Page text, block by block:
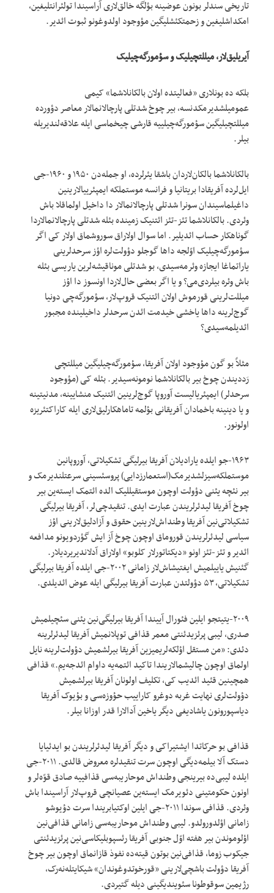
تاریخی سندلر بونون عوضینه بؤلگه خالق‌لاری آراسیندا تولئرانتلیغین،
امکداشلیغین و زحمتکئشلیگین مؤوجود اولدوغونو ثبوت ائدیر.
آیریلیق‌لار، میللتچیلیک و سؤمورگه‌چیلیک
بلکه ده بونلاری «فعالیتده اولان بالکانلاشما» کیمی
عمومیلشدیرمکدنسه، بیر چوخ شدتلی پارچالانمالار معاصر دؤورده
میللتچیلیگین سؤمورگه‌چیلییه قارشی چیخماسی ایله علاقه‌لندیریله
بیلر.
بالکانلاشما بالکان‌لاردان باشقا یئرلرده، او جمله‌دن ۱۹۵۰ و ۱۹۶۰-جی
ایل‌لرده آفریقادا بریتانیا و فرانسه موستملکه ایمپئرییالارینین
داغیلماسیندان سونرا شدتلی پارچالانمالار دا داخیل اولماقلا باش
وئردی. بالکانلاشما تئز-تئز ائتنیک زمینده بئله شدتلی پارچالانمالاردا
گوناهکار حساب ائدیلیر. اما سوال اولاراق سوروشماق اولار کی اگر
سؤمورگه‌چیلیک اوّلجه داها گوجلو دؤولت‌لره اؤز سرحدلرینی
یاراتماغا ایجازه وئرمه‌سیدی، بو شدتلی موناقیشه‌لرین یاریسی بئله
باش وئره بیلردی‌می؟ و یا اگر بعضی حال‌لاردا اونسوز دا اؤز
میللت‌لرینی قورموش اولان ائتنیک قروپ‌لار، سؤمورگه‌چی دونیا
گوج‌لرینه داها یاخشی خیدمت ائد‌ن سرحدلر داخیلینده مجبور
ائدیلمه‌سیدی؟
مثلاً بو گون مؤوجود اولان آفریقا، سؤمورگه‌چیلیگین میللتچی
رَددیندن چوخ بیر بالکانلاشما نومونه‌سیدیر. بئله کی (مؤوجود
سرحدلر) ایمپئریالیست آوروپا گوج‌لرینین ائتنیک منشایینه، مدنیتینه
و یا دینینه باخمادان آفریقانی بؤلمه تاماهکارلیق‌لاری ایله کاراکتئریزه
اولونور.
۱۹۶۳-جو ایلده یارادیلان آفریقا بیرلیگی تشکیلاتی، آوروپانین
موستملکه‌سیزلشدیرمک(استعمارزدایی) پروسئسینی سرعتلندیرمک و
بیر نئچه یئنی دؤولت اوچون موستقیللیک الده ائتمک ایسته‌ین بیر
چوخ آفریقا لیدئرلریندن عبارت ایدی. تنقیدچی‌لر، آفریقا بیرلیگی
تشکیلاتی‌نین آفریقا وطنداش‌لارینین حقوق و آزادلیق‌لارینی اؤز
سیاسی لیدئرلریندن قوروماق اوچون چوخ آز ایش گؤردویونو مدافعه
ائدیر و تئز-تئز اونو «دیکتاتورلار کلوبو» اولاراق آدلاندیریردیلار.
گئنیش یاییلمیش ایغتیشاش‌لار زامانی ۲۰۰۲-جی ایلده آفریقا بیرلیگی
تشکیلاتی، ۵۳ دؤولتدن عبارت آفریقا بیرلیگی ایله عوض ائدیلدی.
۲۰۰۹-یتیتجو ایلین فئورال آییندا آفریقا بیرلیگی‌نین یئنی سئچیلمیش
صدری، لیبی پرئزیدئنتی معمر قذافی توپلانمیش آفریقا لیدئرلرینه
دئدی: «من مستقل اؤلکه‌لریمیزین آفریقا بیرلشمیش دؤولت‌لرینه نایل
اولماق اوچون چالیشمالاریندا تاکید ائتمه‌یه داوام ائد‌جه‌یم.» قذافی
همچینین قئید ائدیب کی، تکلیف اولونان آفریقا بیرلشمیش
دؤولت‌لری نهایت غربه دوغرو کاراییب حؤوزه‌سی و بؤیوک آفریقا
دیاسپورونون یاشادیغی دیگر یاخین آدالارا قدر اوزانا بیلر.
قذافی بو حرکاتدا ایشتیراکی و دیگر آفریقا لیدئرلریندن بو ایدئیایا
دستک آلا بیلمه‌دیگی اوچون سرت تنقیدلره معروض قالدی. ۲۰۱۱-جی
ایلده لیبی‌ده بیرینجی وطنداش موحاریبه‌سی قذافییه صادق قوّه‌لر و
اونون حکومتینی دئویرمک ایسته‌ین عصیانچی قروپ‌لار آراسیندا باش
وئردی. قذافی سوندا ۲۰۱۱-جی ایلین اوکتیابریندا سرت دؤیوشو
زامانی اؤلدورولدو. لیبی وطنداش موحاریبه‌سی زامانی قذافی‌نین
اؤلوموندن بیر هفته اوّل جنوبی آفریقا رئسپوبلیکاسی‌نین پرئزیدئنتی
جیکوب زوما، قذافی‌نین بوتون قیته‌ده نفوذ قازانماق اوچون بیر چوخ
آفریقا دؤولت باشچی‌لارینی «قورخوتدوغوندان» شیکایتله‌نه‌رک،
رژیمین سوقوطونا سئویندیگینی دیله گتیردی.